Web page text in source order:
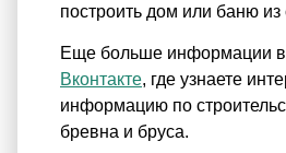
построить дом или баню из
Еще больше информации
Вконтакте, где узнаете
информацию по
бревна и бруса.